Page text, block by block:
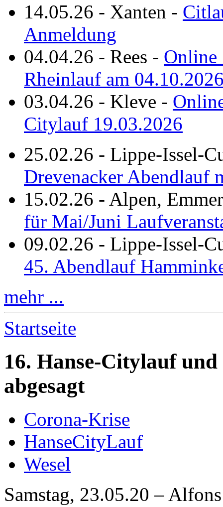
14.05.26 - Xanten -
Anmeldung
04.04.26 - Rees - Online
Rheinlauf am
03.04.26 - Kleve -
Citylauf 19.03.2026
25.02.26 - Lippe-Issel-
Drevenacker Abendlauf
15.02.26 - Alpen,
für Mai/Juni
09.02.26 - Lippe-Issel-
45. Abendlauf
mehr ...
Startseite
16. Hanse-Citylauf
abgesagt
Corona-Krise
HanseCityLauf
Wesel
Samstag, 23.05.20 –